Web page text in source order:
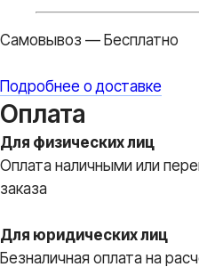
Самовывоз — Бесплатно
Подробнее о доставке
Оплата
Для физических лиц
Оплата наличными или
заказа
Для юридических лиц
Безналичная оплата на
доставки от
пакет в
по г. Видное, г.
Доставка до
мероприятия